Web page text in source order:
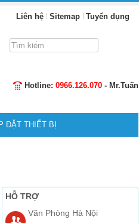
Liên hệ Sitemap Tuyển dụng
Tìm
kiếm...
Hotline: 0966.126.070 - Mr.Tuấn
ĐẶT THIẾT BỊ
HỖ TRỢ
Văn Phòng Hà Nội